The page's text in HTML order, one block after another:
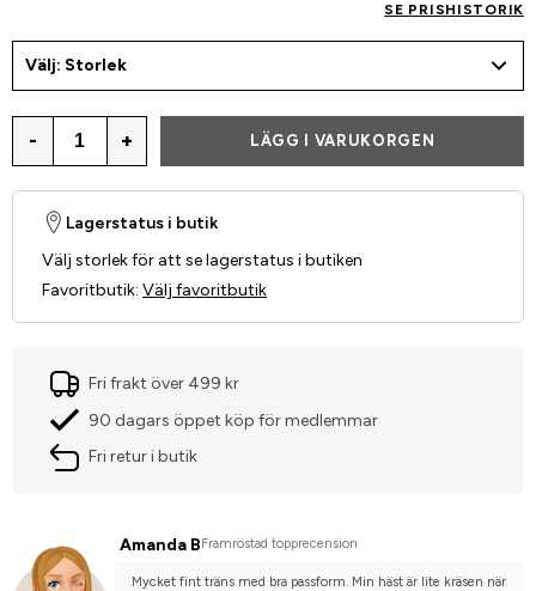
SE PRISHISTORIK
Välj: Storlek
- + LÄGG I VARUKORGEN
Lagerstatus i butik
Välj storlek för att se lagerstatus i butiken
Favoritbutik: Välj favoritbutik
Fri frakt över 499 kr
90 dagars öppet köp för medlemmar
Fri retur i butik
Amanda B Framröstad topprecension
Mycket fint träns med bra passform. Min häst är lite kräsen när